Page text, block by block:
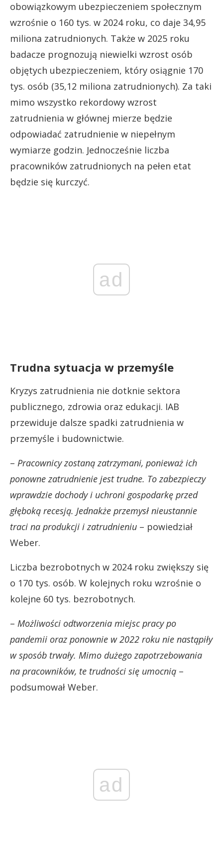
obowiązkowym ubezpieczeniem społecznym
wzrośnie o 160 tys. w 2024 roku, co daje 34,95
miliona zatrudnionych. Także w 2025 roku
badacze prognozują niewielki wzrost osób
objętych ubezpieczeniem, który osiągnie 170
tys. osób (35,12 miliona zatrudnionych). Za taki
mimo wszystko rekordowy wzrost
zatrudnienia w głównej mierze będzie
odpowiadać zatrudnienie w niepełnym
wymiarze godzin. Jednocześnie liczba
pracowników zatrudnionych na pełen etat
będzie się kurczyć.
ad
Trudna sytuacja w przemyśle
Kryzys zatrudnienia nie dotknie sektora
publicznego, zdrowia oraz edukacji. IAB
przewiduje dalsze spadki zatrudnienia w
przemyśle i budownictwie.
– Pracownicy zostaną zatrzymani, ponieważ ich
ponowne zatrudnienie jest trudne. To zabezpieczy
wprawdzie dochody i uchroni gospodarkę przed
głęboką recesją. Jednakże przemysł nieustannie
traci na produkcji i zatrudnieniu – powiedział
Weber.
Liczba bezrobotnych w 2024 roku zwiększy się
o 170 tys. osób. W kolejnych roku wzrośnie o
kolejne 60 tys. bezrobotnych.
– Możliwości odtworzenia miejsc pracy po
pandemii oraz ponownie w 2022 roku nie nastąpiły
w sposób trwały. Mimo dużego zapotrzebowania
na pracowników, te trudności się umocnią –
podsumował Weber.
ad